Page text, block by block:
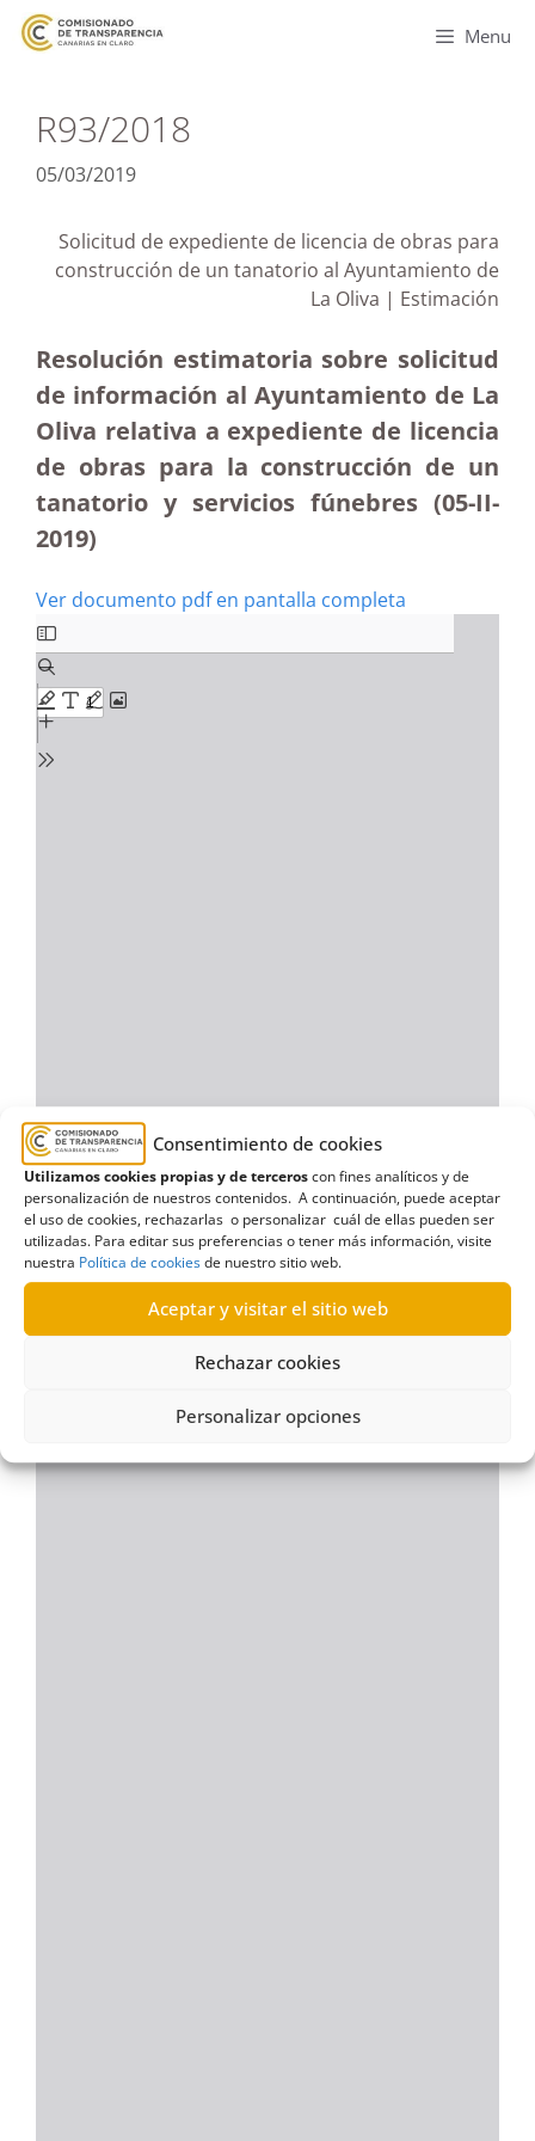
Consentimiento de cookies
Utilizamos cookies propias y de terceroscon fines analíticos y de
personalización de nuestros contenidos. A continuación, puede aceptar
el uso de cookies, rechazarlas o personalizar cuál de ellas pueden ser
utilizadas. Para editar sus preferencias o tener más información, visite
nuestra Política de cookiesde nuestro sitio web.
Aceptar y visitar el sitio web
Rechazar cookies
Personalizar opciones
Menu
R93/2018
05/03/2019
Solicitud de expediente de licencia de obras para
construcción de un tanatorio al Ayuntamiento de
La Oliva | Estimación
Resolución estimatoria sobre solicitud
de información al Ayuntamiento de La
Oliva relativa a expediente de licencia
de obras para la construcción de un
tanatorio y servicios fúnebres (05-II-
2019)
Ver documento pdf en pantalla completa